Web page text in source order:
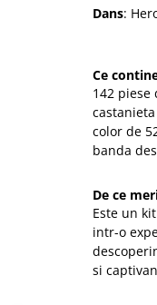
Dans:
Ce
142
color de
banda
De ce
Este un
intr-o
si